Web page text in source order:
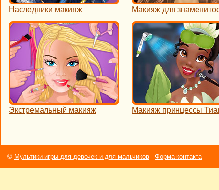
Наследники макияж Макияж для
Экстремальный макияж Макияж принцессы
© Мультики игры для девочек и для мальчиков Форма контакта